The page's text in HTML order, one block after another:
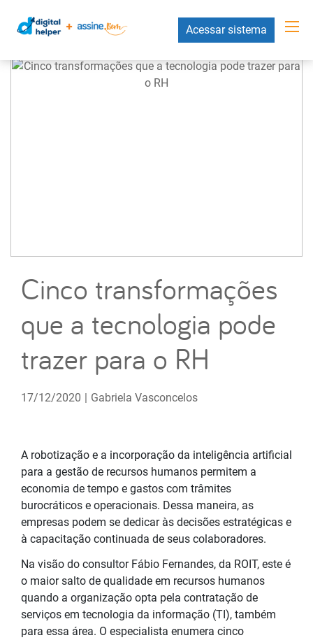
Acessar sistema
Cinco transformações
que a tecnologia pode
trazer para o RH
17/12/2020 | Gabriela Vasconcelos
A robotização e a incorporação da inteligência artificial
para a gestão de recursos humanos permitem a
economia de tempo e gastos com trâmites
burocráticos e operacionais. Dessa maneira, as
empresas podem se dedicar às decisões estratégicas e
à capacitação continuada de seus colaboradores.
Na visão do consultor Fábio Fernandes, da ROIT, este é
o maior salto de qualidade em recursos humanos
quando a organização opta pela contratação de
serviços em tecnologia da informação (TI), também
para essa área. O especialista enumera cinco